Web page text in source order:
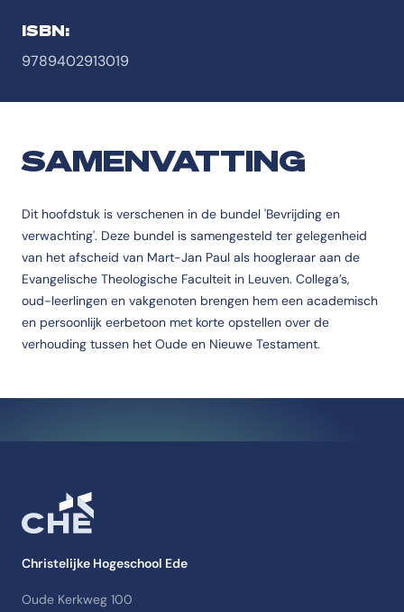
ISBN:
9789402913019
SAMENVATTING
Dit hoofdstuk is verschenen in de bundel 'Bevrijding en
verwachting'. Deze bundel is samengesteld ter gelegenheid
van het afscheid van Mart-Jan Paul als hoogleraar aan de
Evangelische Theologische Faculteit in Leuven. Collega’s,
oud-leerlingen en vakgenoten brengen hem een academisch
en persoonlijk eerbetoon met korte opstellen over de
verhouding tussen het Oude en Nieuwe Testament.
Christelijke Hogeschool Ede
Oude Kerkweg 100